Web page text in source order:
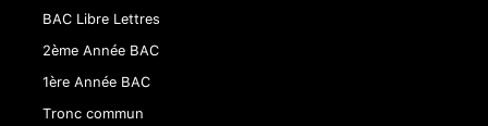
BAC Libre Lettres
2ème Année BAC
1ère Année BAC
Tronc commun